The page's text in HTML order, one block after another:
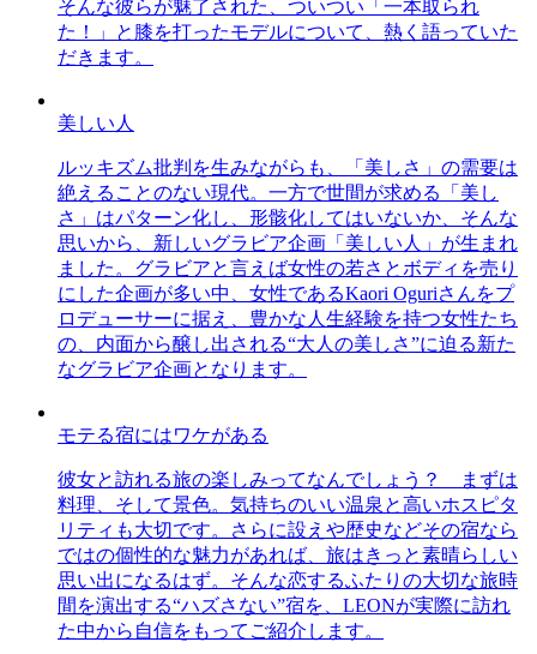
そんな彼らが魅了された、ついつい「一本取られ
た！」と膝を打ったモデルについて、熱く語っていた
だきます。
美しい人
ルッキズム批判を生みながらも、「美しさ」の需要は
絶えることのない現代。一方で世間が求める「美し
さ」はパターン化し、形骸化してはいないか、そんな
思いから、新しいグラビア企画「美しい人」が生まれ
ました。グラビアと言えば女性の若さとボディを売り
にした企画が多い中、女性であるKaori Oguriさんをプ
ロデューサーに据え、豊かな人生経験を持つ女性たち
の、内面から醸し出される“大人の美しさ”に迫る新た
なグラビア企画となります。
モテる宿にはワケがある
彼女と訪れる旅の楽しみってなんでしょう？ まずは
料理、そして景色。気持ちのいい温泉と高いホスピタ
リティも大切です。さらに設えや歴史などその宿なら
ではの個性的な魅力があれば、旅はきっと素晴らしい
思い出になるはず。そんな恋するふたりの大切な旅時
間を演出する“ハズさない”宿を、LEONが実際に訪れ
た中から自信をもってご紹介します。